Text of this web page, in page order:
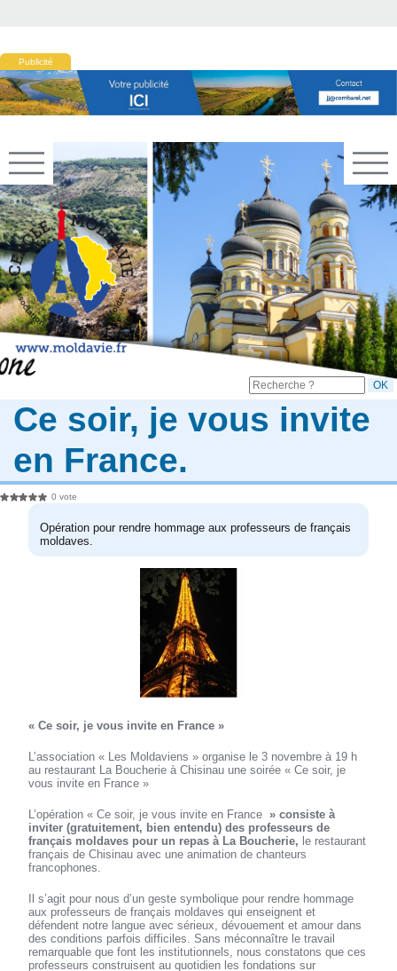
Publicité
Ce soir, je vous invite
en France.
0 vote
Opération pour rendre hommage aux professeurs de français
moldaves.
« Ce soir, je vous invite en France »
L’association « Les Moldaviens » organise le 3 novembre à 19 h
au restaurant La Boucherie à Chisinau une soirée « Ce soir, je
vous invite en France »
L’opération « Ce soir, je vous invite en France » consiste à
inviter(gratuitement, bien entendu) des professeurs de
français moldaves pour un repas à La Boucherie, le restaurant
français de Chisinau avec une animation de chanteurs
francophones.
Il s’agit pour nous d’un geste symbolique pour rendre hommage
aux professeurs de français moldaves qui enseignent et
défendent notre langue avec sérieux, dévouement et amour dans
des conditions parfois difficiles. Sans méconnaître le travail
remarquable que font les institutionnels, nous constatons que ces
professeurs construisent au quotidien les fondations sur